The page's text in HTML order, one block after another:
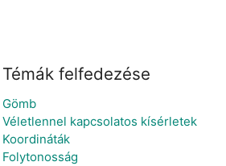
Témák felfedezése
Gömb
Véletlennel kapcsolatos kísérletek
Koordináták
Folytonosság